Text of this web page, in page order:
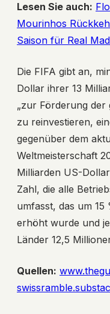
Lesen Sie auch:
Mourinhos
Saison für Real
Die FIFA gibt an,
Dollar ihrer 13
„zur Förderung der
zu reinvestieren,
gegenüber dem
Weltmeisterschaft
Milliarden US-
Zahl, die alle
umfasst, das um
erhöht wurde und
Länder 12,5
Quellen: